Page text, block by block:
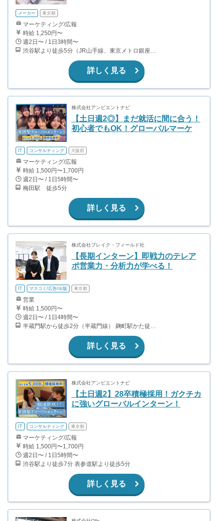
メーカー 東京都
マーケティング/広報
時給 1,250円〜
週2日〜 / 1日3時間〜
渋谷駅より徒歩5分（JR山手線、東京メトロ銀座・半蔵門・副都心線）
詳しく見る
株式会社アンビエントナビ
【土日週2◎】まだ就活に間に合う！
初心者でもOK！グローバルマーケ
IT コンサルティング 大阪府
マーケティング/広報
時給 1,500円〜1,700円
週2日〜 / 1日5時間〜
梅田駅 徒歩5分
詳しく見る
株式会社ブレイク・フィールド社
【長期インターン】即戦力のテレア
ポ営業力・分析力が学べる！
IT マスコミ/広告/出版 東京都
営業
時給 1,500円〜
週2日〜 / 1日4時間〜
半蔵門駅から徒歩2分（半蔵門線） 麹町駅かた徒歩10分（有楽町線）
詳しく見る
株式会社アンビエントナビ
【土日週2】28卒積極採用！ガクチカ
に強いグローバルインターン！
IT コンサルティング 東京都
マーケティング/広報
時給 1,500円〜1,700円
週2日〜 / 1日5時間〜
渋谷駅より徒歩7分 表参道駅より徒歩5分
詳しく見る